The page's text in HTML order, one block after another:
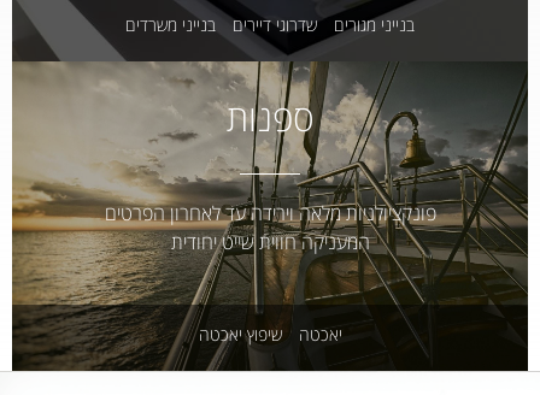
בנייני מגורים שדרוגי דיירים בנייני משרדים
ספנות
פונקציולניות מלאה וירידה עד לאחרון הפרטים
המעניקה חווית שייט יחודית
יאכטה שיפוץ יאכטה